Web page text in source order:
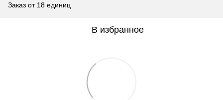
Заказ от 18 единиц
В избранное